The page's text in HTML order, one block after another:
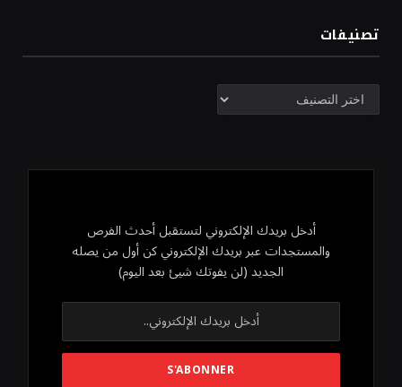
تصنيفات
تصنيفات
أدخل بريدك الإلكتروني لتستقبل أحدث الفرص
والمستجدات عبر بريدك الإلكتروني كن أول من يصله
الجديد (لن يفوتك شيئ بعد اليوم)